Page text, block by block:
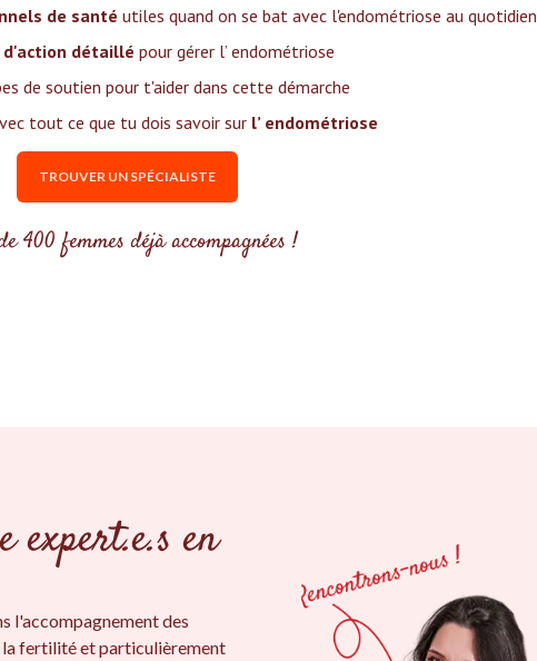
de santé utiles quand on se bat avec l'endométriose au quotidien
d'action détaillé pour gérer l’ endométriose
de soutien pour t'aider dans cette démarche
tout ce que tu dois savoir sur l’ endométriose
TROUVER UN SPÉCIALISTE
400 femmes déjà accompagnées !
expert.e.s en
l'accompagnement des
la fertilité et particulièrement